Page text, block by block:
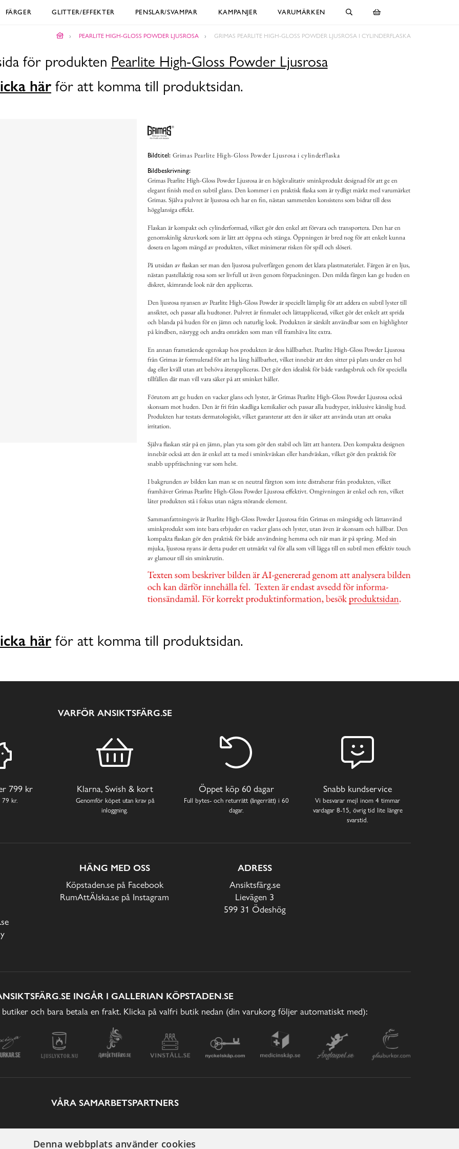
FÄRGER GLITTER/EFFEKTER PENSLAR/SVAMPAR KAMPANJER VARUMÄRKEN
PEARLITE HIGH-GLOSS POWDER LJUSROSA GRIMAS PEARLITE HIGH-GLOSS POWDER LJUSROSA I CYLINDERFLASKA
för produkten Pearlite High-Gloss Powder Ljusrosa
här för att komma till produktsidan.
Bildtitel: Grimas Pearlite High-Gloss Powder Ljusrosa i cylinderflaska
Bildbeskrivning:
Grimas Pearlite High-Gloss Powder Ljusrosa är en högkvalitativ sminkprodukt designad för att ge en
elegant finish med en subtil glans. Den kommer i en praktisk flaska som är tydligt märkt med varumärket
Grimas. Själva pulvret är ljusrosa och har en fin, nästan sammetslen konsistens som bidrar till dess
högglansiga effekt.
Flaskan är kompakt och cylinderformad, vilket gör den enkel att förvara och transportera. Den har en
genomskinlig skruvkork som är lätt att öppna och stänga. Öppningen är bred nog för att enkelt kunna
dosera en lagom mängd av produkten, vilket minimerar risken för spill och slöseri.
På utsidan av flaskan ser man den ljusrosa pulverfärgen genom det klara plastmaterialet. Färgen är en ljus,
nästan pastellaktig rosa som ser livfull ut även genom förpackningen. Den milda färgen kan ge huden en
diskret, skimrande look när den appliceras.
Den ljusrosa nyansen av Pearlite High-Gloss Powder är speciellt lämplig för att addera en subtil lyster till
ansiktet, och passar alla hudtoner. Pulvret är finmalet och lättapplicerad, vilket gör det enkelt att sprida
och blanda på huden för en jämn och naturlig look. Produkten är särskilt användbar som en highlighter
på kindben, näsrygg och andra områden som man vill framhäva lite extra.
En annan framstående egenskap hos produkten är dess hållbarhet. Pearlite High-Gloss Powder Ljusrosa
från Grimas är formulerad för att ha lång hållbarhet, vilket innebär att den sitter på plats under en hel
dag eller kväll utan att behöva återappliceras. Det gör den idealisk för både vardagsbruk och för speciella
tillfällen där man vill vara säker på att sminket håller.
Förutom att ge huden en vacker glans och lyster, är Grimas Pearlite High-Gloss Powder Ljusrosa också
skonsam mot huden. Den är fri från skadliga kemikalier och passar alla hudtyper, inklusive känslig hud.
Produkten har testats dermatologiskt, vilket garanterar att den är säker att använda utan att orsaka
irritation.
Själva flaskan står på en jämn, plan yta som gör den stabil och lätt att hantera. Den kompakta designen
innebär också att den är enkel att ta med i sminkväskan eller handväskan, vilket gör den praktisk för
snabb uppfräschning var som helst.
I bakgrunden av bilden kan man se en neutral färgton som inte distraherar från produkten, vilket
framhäver Grimas Pearlite High-Gloss Powder Ljusrosa effektivt. Omgivningen är enkel och ren, vilket
låter produkten stå i fokus utan några störande element.
Sammanfattningsvis är Pearlite High-Gloss Powder Ljusrosa från Grimas en mångsidig och lättanvänd
sminkprodukt som inte bara erbjuder en vacker glans och lyster, utan även är skonsam och hållbar. Den
kompakta flaskan gör den praktisk för både användning hemma och när man är på språng. Med sin
mjuka, ljusrosa nyans är detta puder ett utmärkt val för alla som vill lägga till en subtil men effektiv touch
av glamour till sin sminkrutin.
här för att komma till produktsidan.
VARFÖR ANSIKTSFÄRG.SE
799 kr
79 kr.
Klarna, Swish & kort
Genomför köpet utan krav på
inloggning.
Öppet köp 60 dagar
Full bytes- och returrätt (ångerrätt) i 60
dagar.
Snabb kundservice
Vi besvarar mejl inom 4 timmar
vardagar 8-15, övrig tid lite längre
svarstid.
HÄNG MED OSS
Köpstaden.se på Facebook
RumAttÄlska.se på Instagram
ADRESS
Ansiktsfärg.se
Lievägen 3
599 31 Ödeshög
INGÅR I GALLERIAN KÖPSTADEN.SE
och bara betala en frakt. Klicka på valfri butik nedan (din varukorg följer automatiskt med):
VÅRA SAMARBETSPARTNERS
Denna webbplats använder cookies